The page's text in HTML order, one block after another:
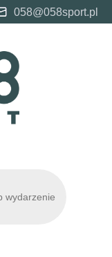
058@058sport.pl